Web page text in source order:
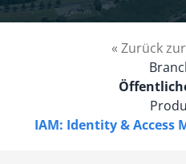
« Zurück
IAM: Identity & Access